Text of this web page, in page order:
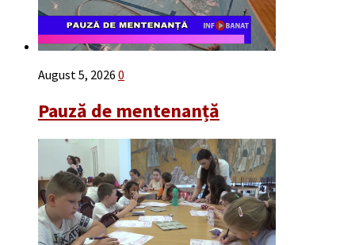
August 5, 2026 0
Pauză de mentenanță